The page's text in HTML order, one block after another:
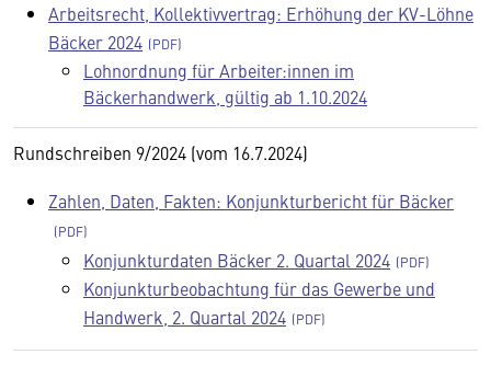
Arbeitsrecht, Kollektivvertrag: Erhöhung der KV-Löhne
Bäcker 2024
Lohnordnung für Arbeiter:innen im
Bäckerhandwerk, gültig ab 1.10.2024
Rundschreiben 9/2024 (vom 16.7.2024)
Zahlen, Daten, Fakten: Konjunkturbericht für Bäcker
Konjunkturdaten Bäcker 2. Quartal 2024
Konjunkturbeobachtung für das Gewerbe und
Handwerk, 2. Quartal 2024